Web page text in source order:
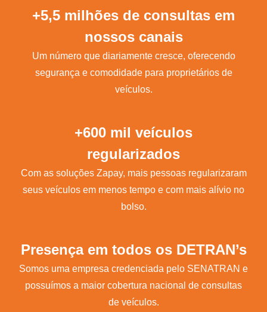
+5,5 milhões de consultas em
nossos canais
Um número que diariamente cresce, oferecendo
segurança e comodidade para proprietários de
veículos.
+600 mil veículos
regularizados
Com as soluções Zapay, mais pessoas regularizaram
seus veículos em menos tempo e com mais alívio no
bolso.
Presença em todos os DETRAN’s
Somos uma empresa credenciada pelo SENATRAN e
possuímos a maior cobertura nacional de consultas
de veículos.